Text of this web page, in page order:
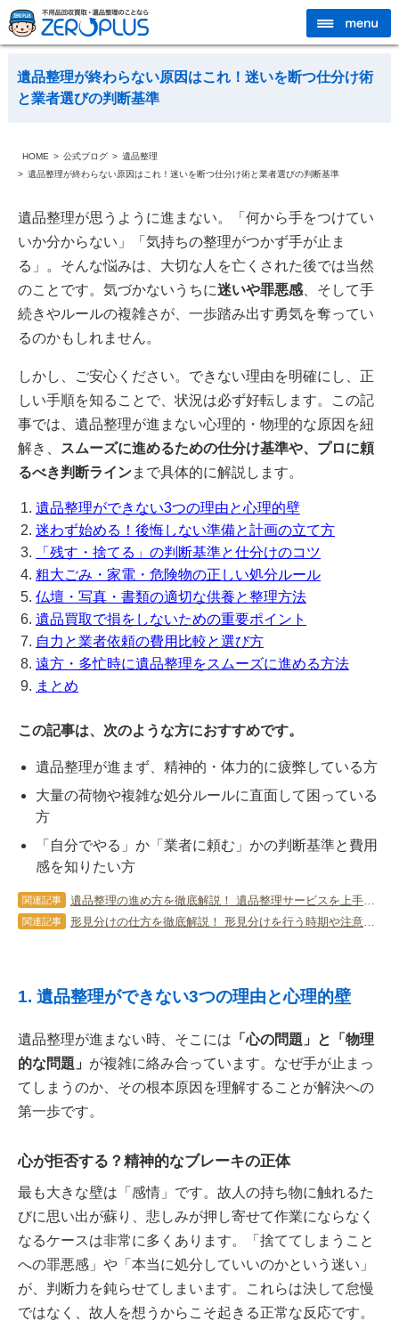
遺品整理が終わらない原因はこれ！迷いを断つ仕分け術
と業者選びの判断基準
HOME 公式ブログ
遺品整理
遺品整理が終わらない原因はこれ！迷いを断つ仕分け術と業者選びの判断基準
遺品整理が思うように進まない。「何から手をつけてい
いか分からない」「気持ちの整理がつかず手が止ま
る」。そんな悩みは、大切な人を亡くされた後では当然
のことです。気づかないうちに迷いや罪悪感 、そして手
続きやルールの複雑さが、一歩踏み出す勇気を奪ってい
るのかもしれません。
しかし、ご安心ください。できない理由を明確にし、正
しい手順を知ることで、状況は必ず好転します。この記
事では、遺品整理が進まない心理的・物理的な原因を紐
解き、
スムーズに進めるための仕分け基準や、プロに頼
るべき判断ラインまで具体的に解説します。
遺品整理ができない3つの理由と心理的壁
迷わず始める！後悔しない準備と計画の立て方
「残す・捨てる」の判断基準と仕分けのコツ
粗大ごみ・家電・危険物の正しい処分ルール
仏壇・写真・書類の適切な供養と整理方法
遺品買取で損をしないための重要ポイント
自力と業者依頼の費用比較と選び方
遠方・多忙時に遺品整理をスムーズに進める方法
まとめ
この記事は、次のような方におすすめです。
遺品整理が進まず、精神的・体力的に疲弊している方
大量の荷物や複雑な処分ルールに直面して困っている
方
「自分でやる」か「業者に頼む」かの判断基準と費用
感を知りたい方
関連記事 遺品整理の進め方を徹底解説！ 遺品整理サービスを上手に利用する方法も
関連記事 形見分けの仕方を徹底解説！ 形見分けを行う時期や注意点についても
1. 遺品整理ができない3つの理由と心理的壁
遺品整理が進まない時、そこには 「心の問題」と「物理
的な問題」 が複雑に絡み合っています。なぜ手が止まっ
てしまうのか、その根本原因を理解することが解決への
第一歩です。
心が拒否する？精神的なブレーキの正体
最も大きな壁は「感情」です。故人の持ち物に触れるた
びに思い出が蘇り、悲しみが押し寄せて作業にならなく
なるケースは非常に多くあります。「捨ててしまうこと
への罪悪感」や「本当に処分していいのかという迷い」
が、判断力を鈍らせてしまいます。これらは決して怠慢
ではなく、故人を想うからこそ起きる正常な反応です。